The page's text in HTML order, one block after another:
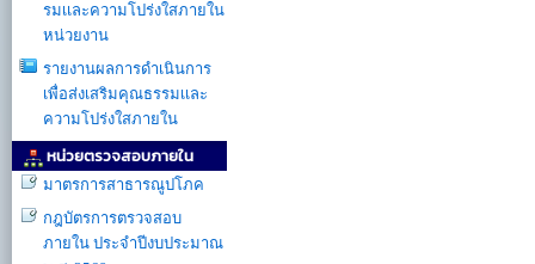
รมเเละความโปร่งใสภายใน
หน่วยงาน
รายงานผลการดำเนินการ
เพื่อส่งเสริมคุณธรรมเเละ
ความโปร่งใสภายใน
หน่วยตรวจสอบภายใน
มาตรการสาธารณูปโภค
กฎบัตรการตรวจสอบ
ภายใน ประจำปีงบประมาณ